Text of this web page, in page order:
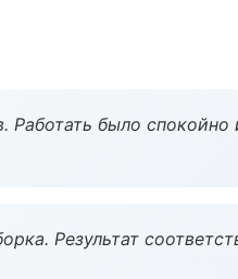
Работать было спокойно
Результат